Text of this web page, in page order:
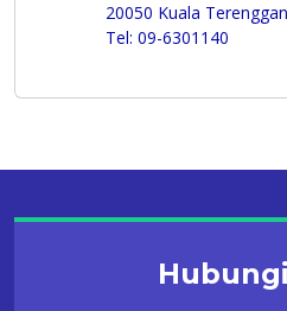
20050 Kuala
Tel: 09-6301140